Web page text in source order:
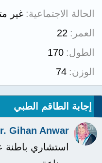
الحالة الاجتماعية غير
العمر
22
الطول 170
الوزن 74
إجابة الطاقم الطبي
Gihan Anwar
استشاري باطنة